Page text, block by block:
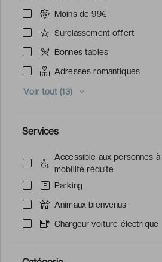
Moins de 99€
Surclassement offert
Bonnes tables
Adresses romantiques
Voir tout (13)
Services
Accessible aux personnes à
mobilité réduite
Parking
Animaux bienvenus
Chargeur voiture électrique